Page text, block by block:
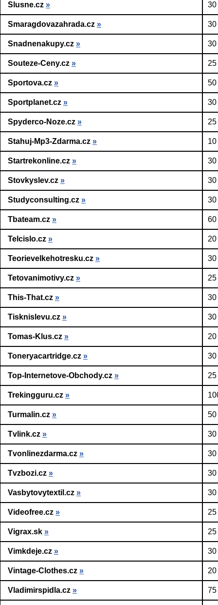
Slusne.cz » 30
Smaragdovazahrada.cz » 30
Snadnenakupy.cz » 30
Souteze-Ceny.cz »
Sportova.cz » 50
Sportplanet.cz » 30
Spyderco-Noze.cz »
Stahuj-Mp3-Zdarma.cz »
Startrekonline.cz » 30
Stovkyslev.cz » 30
Studyconsulting.cz » 30
Tbateam.cz » 60
Telcislo.cz »
Teorievelkehotresku.cz » 30
Tetovanimotivy.cz »
This-That.cz » 30
Tisknislevu.cz » 30
Tomas-Klus.cz »
Toneryacartridge.cz » 30
Top-Internetove-Obchody.cz »
Trekingguru.cz »
Turmalin.cz » 50
Tvlink.cz » 30
Tvonlinezdarma.cz » 30
Tvzbozi.cz » 30
Vasbytovytextil.cz » 30
Videofree.cz »
Vigrax.sk »
Vimkdeje.cz » 30
Vintage-Clothes.cz »
Vladimirspidla.cz » 75